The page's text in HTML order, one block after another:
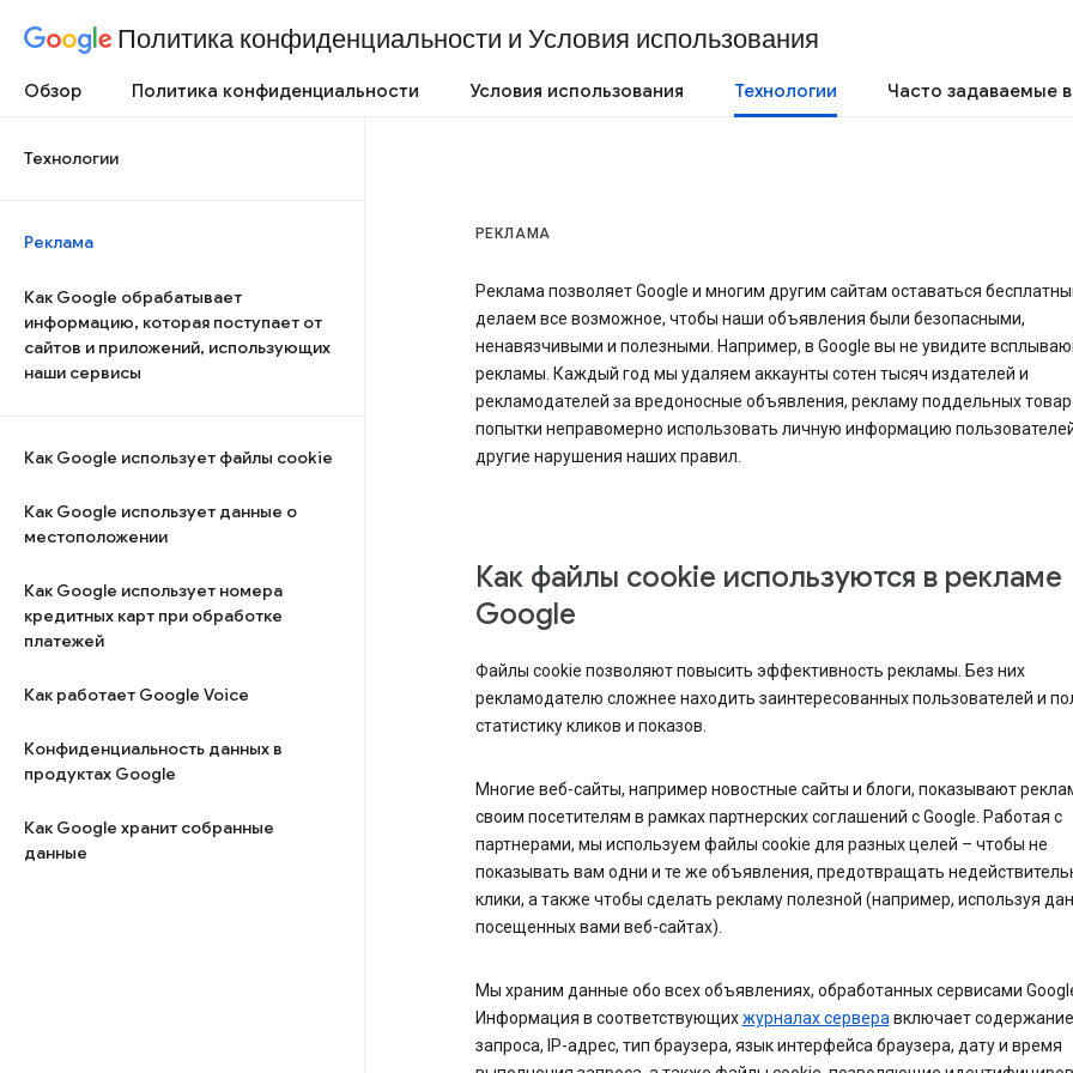
Политика конфиденциальности и Условия использования
Обзор Политика конфиденциальности Условия использования Технологии Часто задаваемые
Технологии
Реклама
Как Google обрабатывает
информацию, которая поступает от
сайтов и приложений, использующих
наши сервисы
Как Google использует файлы cookie
Как Google использует данные о
местоположении
Как Google использует номера
кредитных карт при обработке
платежей
Как работает Google Voice
Конфиденциальность данных в
продуктах Google
Как Google хранит собранные
данные
РЕКЛАМА
Реклама позволяет Google и многим другим сайтам оставаться
делаем все возможное, чтобы наши объявления были безопасными,
ненавязчивыми и полезными. Например, в Google вы не увидите
рекламы. Каждый год мы удаляем аккаунты сотен тысяч издателей и
рекламодателей за вредоносные объявления, рекламу поддельных
попытки неправомерно использовать личную информацию
другие нарушения наших правил.
Как файлы cookie используются в рекламе
Google
Файлы cookie позволяют повысить эффективность рекламы. Без них
рекламодателю сложнее находить заинтересованных пользователей и
статистику кликов и показов.
Многие веб-сайты, например новостные сайты и блоги, показывают
своим посетителям в рамках партнерских соглашений с Google. Работая с
партнерами, мы используем файлы cookie для разных целей – чтобы не
показывать вам одни и те же объявления, предотвращать
клики, а также чтобы сделать рекламу полезной (например, используя
посещенных вами веб-сайтах).
Мы храним данные обо всех объявлениях, обработанных сервисами
Информация в соответствующихжурналах серверавключает содержание
запроса, IP-адрес, тип браузера, язык интерфейса браузера, дату и время